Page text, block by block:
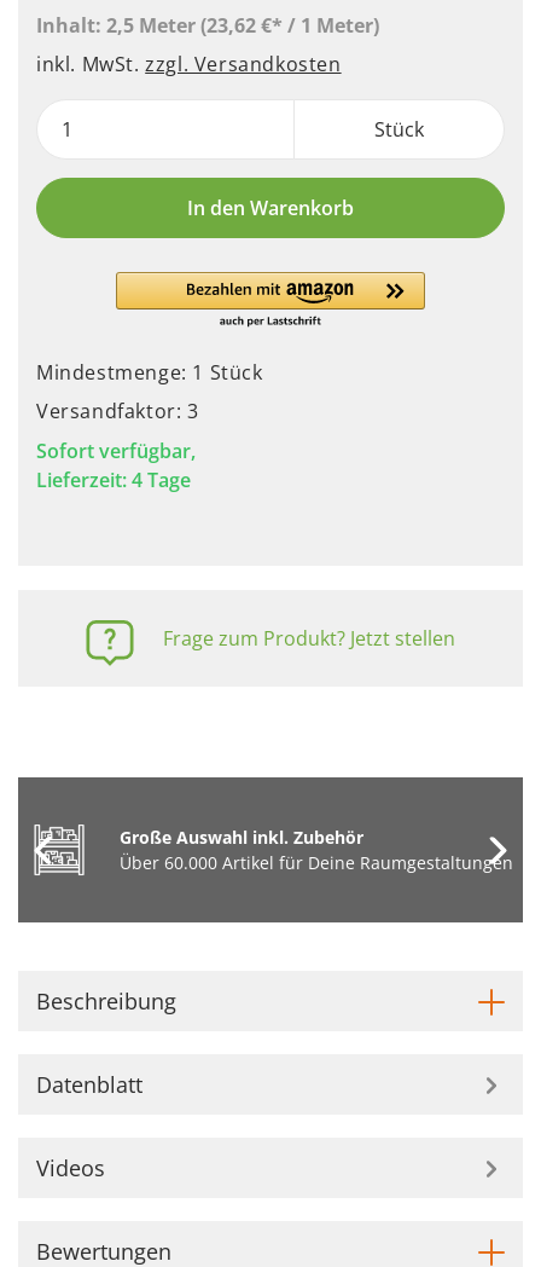
Inhalt: 2,5 Meter(23,62 €* / 1 Meter)
inkl. MwSt.zzgl. Versandkosten
Stück
In den Warenkorb
Mindestmenge: 1 Stück
Versandfaktor: 3
Sofort verfügbar,
Lieferzeit: 4 Tage
Frage zum Produkt? Jetzt stellen
Große Auswahl inkl. Zubehör
Über 60.000 Artikel für Deine Raumgestaltungen
Beschreibung
Datenblatt
Videos
Bewertungen